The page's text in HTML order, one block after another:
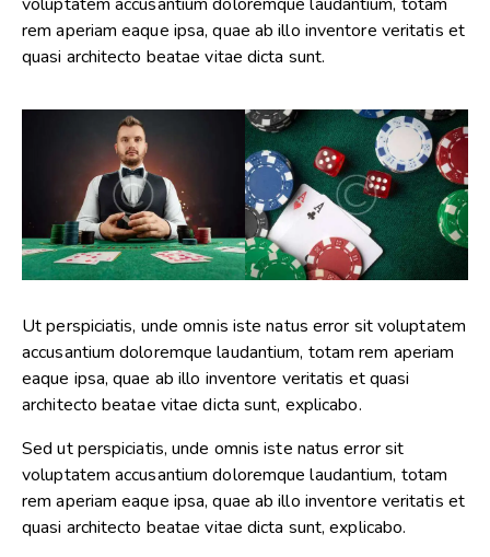
rem aperiam eaque ipsa, quae ab illo inventore veritatis et
quasi architecto beatae vitae dicta sunt.
Ut perspiciatis, unde omnis iste natus error sit voluptatem
accusantium doloremque laudantium, totam rem aperiam
eaque ipsa, quae ab illo inventore veritatis et quasi
architecto beatae vitae dicta sunt, explicabo.
Sed ut perspiciatis, unde omnis iste natus error sit
voluptatem accusantium doloremque laudantium, totam
rem aperiam eaque ipsa, quae ab illo inventore veritatis et
quasi architecto beatae vitae dicta sunt, explicabo.